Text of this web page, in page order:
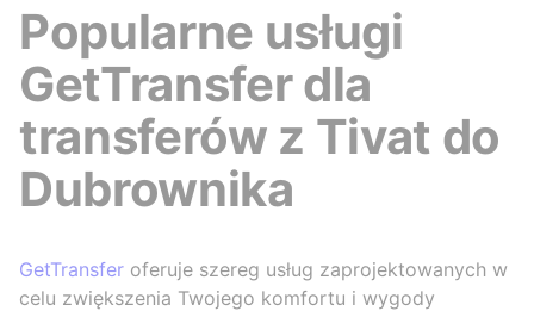
Popularne usługi
GetTransfer dla
transferów z Tivat do
Dubrownika
GetTransfer oferuje szereg usług zaprojektowanych w
celu zwiększenia Twojego komfortu i wygody